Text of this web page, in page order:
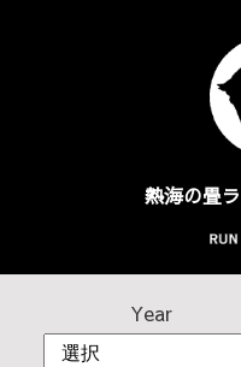
熱海の畳
Year